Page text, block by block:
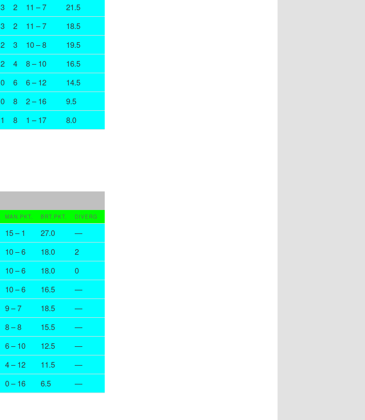
3 2 11 – 7
21.5
3 2 11 – 7
18.5
2 3 10 – 8
19.5
2 4 8 – 10
16.5
0 6 6 – 12
14.5
0 8 2 – 16
9.5
1 8 1 – 17 8.0
MAN.PKT. BRT.PKT. DIVERG
15 – 1 27.0
—
10 – 6 18.0
2
10 – 6 18.0
0
10 – 6 16.5
—
9 – 7 18.5
—
8 – 8 15.5
—
6 – 10 12.5
—
4 – 12 11.5
—
0 – 16 6.5 —